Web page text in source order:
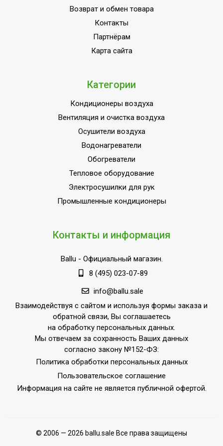
10
50
отключение при низком
Да
Подсветка корпуса
Нет
Индикация включения
Да
управления от детей
Нет
Контейнер для
ароматических масел
Нет
Индикация режимов
Защита от включения без
Да
Макс. расход воды
0.3
Верхний залив воды
Да
Пульт управления в
комплекте
Напряжение
электропитания, В
220 - 240
Вид установки
(крепления)
Напольная
ПЛОЩАДЬ ПОМЕЩЕНИЯ
до
Область применения
оборудование (для
Возврат и обмен товара
Контакты
Партнёрам
Карта сайта
Категории
Кондиционеры воздуха
Вентиляция и очистка воздуха
Осушители воздуха
Водонагреватели
Обогреватели
Тепловое оборудование
Электросушилки для рук
Промышленные кондиционеры
Контакты и информация
Ballu - Официальный магазин.
8 (495) 023-07-89
info@ballu.sale
Взаимодействуя с сайтом и используя формы заказа и
обратной связи, Вы соглашаетесь
на обработку персональных данных.
Мы отвечаем за сохранность Ваших данных
согласно закону №152-ФЗ:
Политика обработки персональных данных
Пользовательское соглашение
Информация на сайте не является публичной офертой.
© 2006 — 2026 ballu.sale Все права защищены